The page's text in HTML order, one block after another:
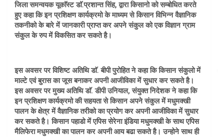
जिला समन्वयक यूकाॅस्ट डाॅ.प्रशान्त सिंह, द्वारा किसानो को सम्बोधित करते
हुए कहा कि इन प्रशिक्षण कार्यक्रमो के माध्यम से किसान विभिन्न वैज्ञानिक
तकनीको के बारे में जानकारी प्राप्त कर अपने संकुल को एक विज्ञान ग्राम
संकुल के रुप में विकसित कर सकते है।
इस अवसर पर विशिष्ट अतिथि डाॅ. बीपी पुरोहित ने कहा कि किसान संकुलो में
माल्टे एवं बुरास का जूस बनाकर अपनी आजीविका में सुधार कर सकते है।
इस अवसर पर मुख्य अतिथि डाॅ. डीपी उनियाल, संयुक्त निदेशक ने कहा कि
इन प्रशिक्षण कार्यक्रमो की सहयता से किसान अपने संकुल में मधुमक्खी
पालन के क्षेत्र में वैज्ञानिक तरीको का प्रयोग कर अपनी आजीविका में सुधार
कर सकते है। किसान पहाडो में एपिस सेरेना इंडिया मधुमक्खी के साथ एपिस
मैलिफेरा मधुमक्खी का पालन कर अपनी आय बढा सकते है। उन्होने साथ ही